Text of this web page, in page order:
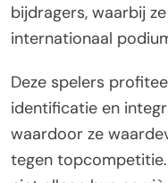
bijdragers, waarbij
internationaal
Deze spelers
identificatie en
waardoor ze
tegen